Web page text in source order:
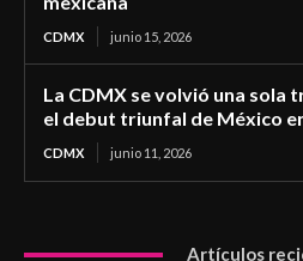
CDMX junio 15, 2026
La CDMX se volvió una sola
el debut triunfal de México
CDMX junio 11, 2026
Artículos